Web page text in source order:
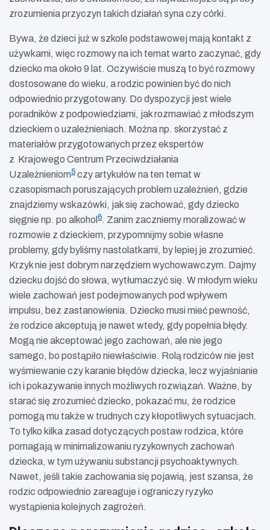
zrozumienia przyczyn takich działań syna czy córki.
Bywa, że dzieci już w szkole podstawowej mają kontakt z
używkami, więc rozmowy na ich temat warto zaczynać, gdy
dziecko ma około 9 lat. Oczywiście muszą to być rozmowy
dostosowane do wieku, a rodzic powinien być do nich
odpowiednio przygotowany. Do dyspozycji jest wiele
poradników z podpowiedziami, jak rozmawiać z młodszym
dzieckiem o uzależnieniach. Można np. skorzystać z
materiałów przygotowanych przez ekspertów
z Krajowego Centrum Przeciwdziałania
Uzależnieniom5 czy artykułów na ten temat w
czasopismach poruszających problem uzależnień, gdzie
znajdziemy wskazówki, jak się zachować, gdy dziecko
sięgnie np. po alkohol 6. Zanim zaczniemy moralizować w
rozmowie z dzieckiem, przypomnijmy sobie własne
problemy, gdy byliśmy nastolatkami, by lepiej je zrozumieć.
Krzyk nie jest dobrym narzędziem wychowawczym. Dajmy
dziecku dojść do słowa, wytłumaczyć się. W młodym wieku
wiele zachowań jest podejmowanych pod wpływem
impulsu, bez zastanowienia. Dziecko musi mieć pewność,
że rodzice akceptują je nawet wtedy, gdy popełnia błędy.
Mogą nie akceptować jego zachowań, ale nie jego
samego, bo postąpiło niewłaściwie. Rolą rodziców nie jest
wyśmiewanie czy karanie błędów dziecka, lecz wyjaśnianie
ich i pokazywanie innych możliwych rozwiązań. Ważne, by
starać się zrozumieć dziecko, pokazać mu, że rodzice
pomogą mu także w trudnych czy kłopotliwych sytuacjach.
To tylko kilka zasad dotyczących postaw rodzica, które
pomagają w minimalizowaniu ryzykownych zachowań
dziecka, w tym używaniu substancji psychoaktywnych.
Nawet, jeśli takie zachowania się pojawią, jest szansa, że
rodzic odpowiednio zareaguje i ograniczy ryzyko
wystąpienia kolejnych zagrożeń.